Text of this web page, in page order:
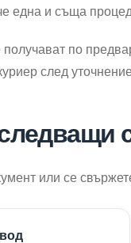
една и съща
получават по
след
или се